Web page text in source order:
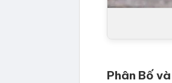
Phân Bố